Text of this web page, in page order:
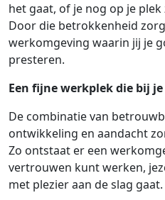
het gaat, of je nog op je
Door die betrokkenheid
werkomgeving waarin jij je
presteren.
Een fijne werkplek die bij
De combinatie van
ontwikkeling en aandacht
Zo ontstaat er een
vertrouwen kunt werken,
met plezier aan de slag gaat.